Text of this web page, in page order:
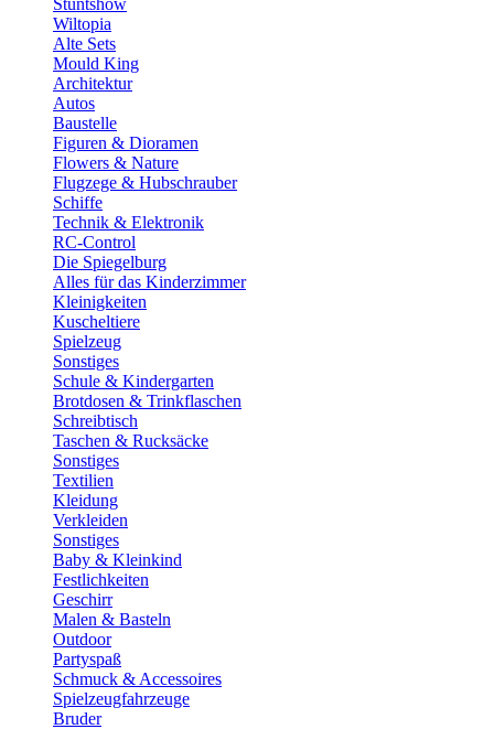
Stuntshow
Wiltopia
Alte Sets
Mould King
Architektur
Autos
Baustelle
Figuren & Dioramen
Flowers & Nature
Flugzege & Hubschrauber
Schiffe
Technik & Elektronik
RC-Control
Die Spiegelburg
Alles für das Kinderzimmer
Kleinigkeiten
Kuscheltiere
Spielzeug
Sonstiges
Schule & Kindergarten
Brotdosen & Trinkflaschen
Schreibtisch
Taschen & Rucksäcke
Sonstiges
Textilien
Kleidung
Verkleiden
Sonstiges
Baby & Kleinkind
Festlichkeiten
Geschirr
Malen & Basteln
Outdoor
Partyspaß
Schmuck & Accessoires
Spielzeugfahrzeuge
Bruder